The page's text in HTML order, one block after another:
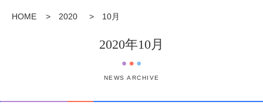
HOME > 2020 > 10月
2020年10月
NEWS ARCHIVE